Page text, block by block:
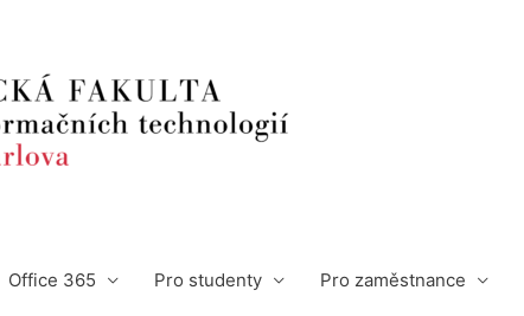
Office 365 Pro studenty Pro zaměstnance